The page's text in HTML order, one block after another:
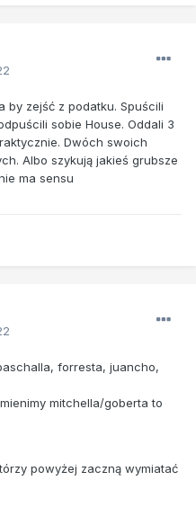
by zejść z podatku. Spuścili
sobie House. Oddali 3
Dwóch swoich
Albo szykują jakieś grubsze
ma sensu
forresta, juancho,
mitchella/goberta to
powyżej zaczną wymiatać